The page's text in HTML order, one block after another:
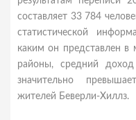
составляет 33 784
статистической
каким он представлен в
районы, средний
значительно
жителей Беверли-Хиллз.